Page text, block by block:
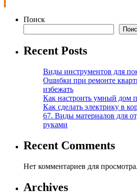
Поиск
Recent Posts
Виды инструментов для
Ошибки при ремонте
избежать
Как настроить умный дом
Как сделать электрику в
67. Виды материалов для
руками
Recent Comments
Нет комментариев для просмотра.
Archives